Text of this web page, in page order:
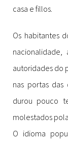
casa e fillos.
Os habitantes
autoridades do
nas portas
durou pouco
molestados
O idioma